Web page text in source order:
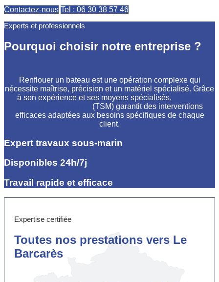
Contactez-nous Tel : 06 30 38 57 46
Experts et professionnels
Pourquoi choisir notre entreprise ?
Renflouer un bateau est une opération complexe qui
nécessite maîtrise, précision et un matériel spécialisé. Grâce
à son expérience et ses moyens spécialisés,
(TSM) garantit des interventions
efficaces adaptées aux besoins spécifiques de chaque
client.
Expert travaux sous-marin
Disponibles 24h/7j
Travail rapide et efficace
Expertise certifiée
Toutes nos prestations vers Le
Barcarès